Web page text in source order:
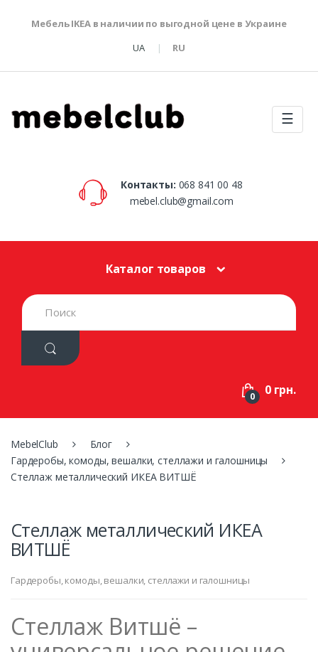
Мебель IKEA в наличии по выгодной цене в Украине
UA
RU
☰
Контакты: 068 841 00 48
mebel.club@gmail.com
Каталог товаров
S
e
h
:
0 0 грн.
MebelClub
Блог
Гардеробы, комоды, вешалки, стеллажи и галошницы
Стеллаж металлический ИКЕА ВИТШЁ
Стеллаж металлический ИКЕА
ВИТШЁ
Гардеробы, комоды, вешалки, стеллажи и галошницы
Стеллаж Витшё –